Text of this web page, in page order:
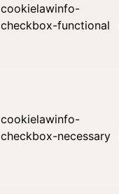
cookielawinfo-
checkbox-functional
cookielawinfo-
checkbox-necessary